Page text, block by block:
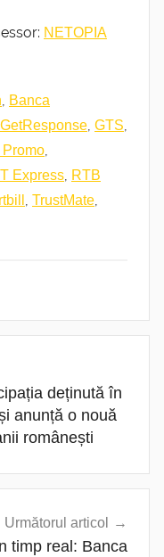
NETOPIA
, Banca
GetResponse, GTS,
Promo,
Express, RTB
, TrustMate,
deținută în
anunță o nouă
românești
Următorul articol
timp real: Banca